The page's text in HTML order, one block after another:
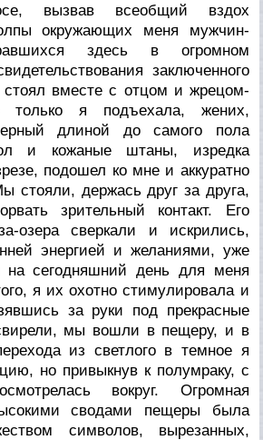
вызвав всеобщий вздох
окружающих меня мужчин-
здесь в огромном
заключенного
стоял вместе с отцом и жрецом-
только я подъехала, жених,
длиной до самого пола
и кожаные штаны, изредка
подошел ко мне и аккуратно
стояли, держась друг за друга,
зрительный контакт. Его
озера сверкали и искрились,
энергией и желаниями, уже
сегодняшний день для меня
я их охотно стимулировала и
за руки под прекрасные
мы вошли в пещеру, и в
из светлого в темное я
но привыкнув к полумраку, с
вокруг. Огромная
сводами пещеры была
символов, вырезанных,